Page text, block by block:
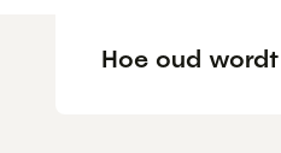
Hoe oud